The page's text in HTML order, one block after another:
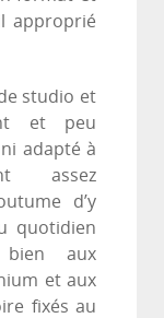
approprié
studio et
et peu
adapté à
assez
d’y
quotidien
bien aux
et aux
fixés au